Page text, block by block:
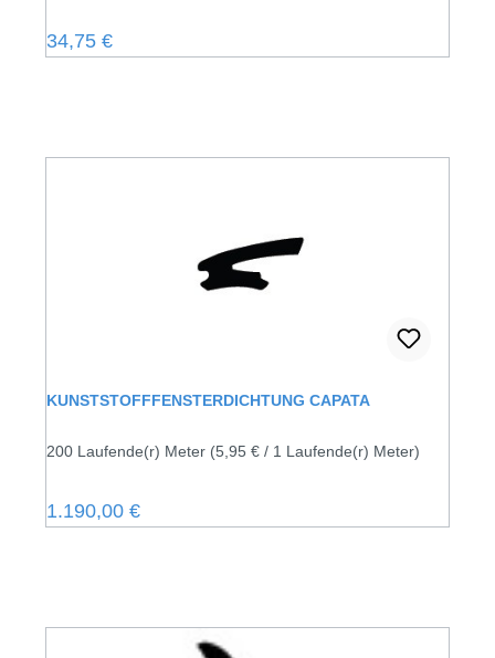
Regulärer Preis:
34,75 €
KUNSTSTOFFFENSTERDICHTUNG CAPATA
200 Laufende(r) Meter (5,95 € / 1 Laufende(r) Meter)
Regulärer Preis:
1.190,00 €